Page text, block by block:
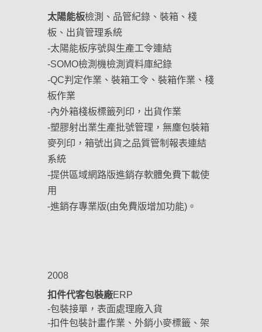
太陽能板檢測、品管紀錄、裝箱、棧
板、出貨管理系統
-太陽能板序號與生產工令連結
-SOMO檢測機檢測資料庫紀錄
-QC判定作業、裝箱工令、裝箱作業、棧
板作業
-內外箱棧板標籤列印，出貨作業
-塑膠射出業生產批號管理，無塵包裝箱
麥列印，箱號出貨之品質管制報表連結
系統
-提供區域網路版進銷存軟體免費下載使
用
-進銷存專業版(由免費版增加功能)。
2008
扣件代客包裝廠ERP
-包裝接單，表面處理廠入貨
-扣件包裝計畫作業、外銷小麥標籤、架